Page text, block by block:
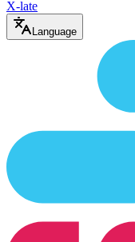
X-late
Language